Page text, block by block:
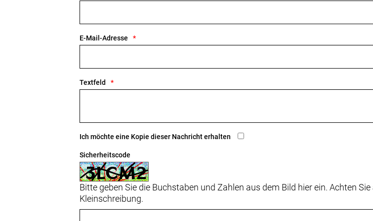
Rahmen: 800 Series OCLV Carbon, KVF-Rohrprofil (Kammtail Virtual Foil),
Unterrohr-Staufach
Rahmengröße: S
Rahmenmaterial: Carbon
Anzahl Gänge: 1
Schalthebel: SRAM AXS Wireless Blips, Montage an Basislenker und
Hinterradbremse: SRAM S-900 Aero
Max. Bremsscheibendu
E-Mail-Adresse
Textfeld
Ich möchte eine Kopie dieser Nachricht erhalten
Sicherheitscode
Bitte geben Sie die Buchstaben und Zahlen aus dem Bild hier ein. Achten
Kleinschreibung.